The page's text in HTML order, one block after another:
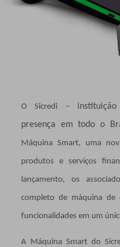
O Sicredi –
presença em todo o
Máquina Smart, uma
produtos e serviços
lançamento, os
completo de máquina de
funcionalidades em um
A Máquina Smart do